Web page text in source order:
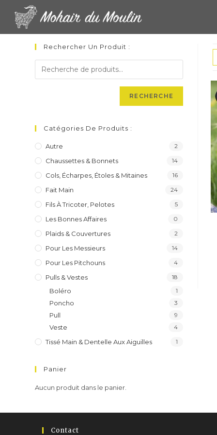
content
Rechercher Un Produit :
RECHERCHE
Catégories De Produits :
Autre 2
Chaussettes & Bonnets 14
Cols, Écharpes, Étoles & Mitaines 16
Fait Main 24
Fils À Tricoter, Pelotes 5
Les Bonnes Affaires 0
Plaids & Couvertures 2
Pour Les Messieurs 14
Pour Les Pitchouns 4
Pulls & Vestes 18
Boléro 1
Poncho 3
Pull 9
Veste 4
Tissé Main & Dentelle Aux Aiguilles 1
Panier
Aucun produit dans le panier.
Contact